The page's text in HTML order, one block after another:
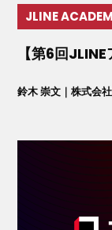
JLINE
【第6回
鈴木 崇文｜株式会